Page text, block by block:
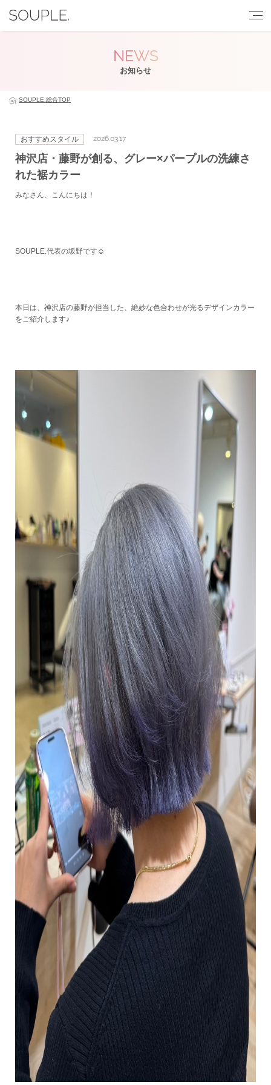
NEWS
お知らせ
SOUPLE.総合TOP
おすすめスタイル 2026.03.17
神沢店・藤野が創る、グレー×パープルの洗練さ
れた裾カラー
みなさん、こんにちは！
SOUPLE.代表の坂野です☺️
本日は、神沢店の藤野が担当した、絶妙な色合わせが光るデザインカラー
をご紹介します♪